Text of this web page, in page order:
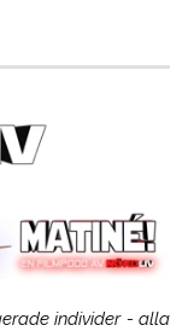
individer - alla